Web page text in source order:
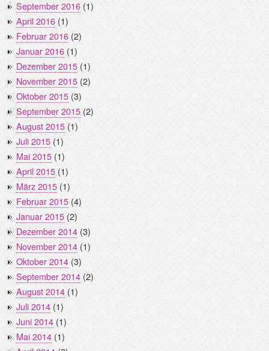
September 2016(1)
April 2016(1)
Februar 2016(2)
Januar 2016(1)
Dezember 2015(1)
November 2015(2)
Oktober 2015(3)
September 2015(2)
August 2015(1)
Juli 2015(1)
Mai 2015(1)
April 2015(1)
März 2015(1)
Februar 2015(4)
Januar 2015(2)
Dezember 2014(3)
November 2014(1)
Oktober 2014(3)
September 2014(2)
August 2014(1)
Juli 2014(1)
Juni 2014(1)
Mai 2014(1)